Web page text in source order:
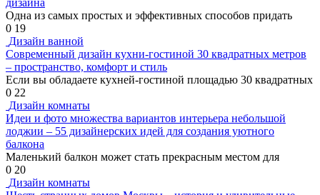
Одна из самых простых и эффективных способов придать
0 19
Дизайн ванной
Современный дизайн кухни-гостиной 30 квадратных метров
– пространство, комфорт и стиль
Если вы обладаете кухней-гостиной площадью 30 квадратных
0 22
Дизайн комнаты
Идеи и фото множества вариантов интерьера небольшой
лоджии – 55 дизайнерских идей для создания уютного
балкона
Маленький балкон может стать прекрасным местом для
0 20
Дизайн комнаты